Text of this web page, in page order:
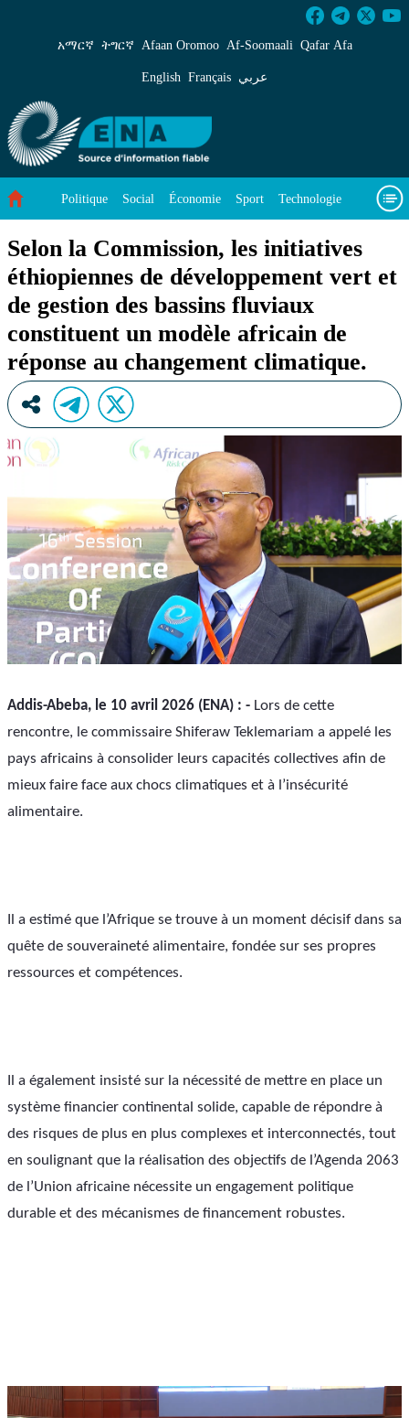
Selon la Commission, les initiatives
አማርኛ ትግርኛ Afaan Oromoo Af‑Soomaali Qafar Afa
English Français عربي
Politique Social Économie Sport Technologie
Selon la Commission, les initiatives
éthiopiennes de développement vert et
de gestion des bassins fluviaux
constituent un modèle africain de
réponse au changement climatique.
Addis-Abeba, le 10 avril 2026 (ENA) : - Lors de cette
rencontre, le commissaire Shiferaw Teklemariam a appelé les
pays africains à consolider leurs capacités collectives afin de
mieux faire face aux chocs climatiques et à l’insécurité
alimentaire.
Il a estimé que l’Afrique se trouve à un moment décisif dans sa
quête de souveraineté alimentaire, fondée sur ses propres
ressources et compétences.
Il a également insisté sur la nécessité de mettre en place un
système financier continental solide, capable de répondre à
des risques de plus en plus complexes et interconnectés, tout
en soulignant que la réalisation des objectifs de l’Agenda 2063
de l’Union africaine nécessite un engagement politique
durable et des mécanismes de financement robustes.